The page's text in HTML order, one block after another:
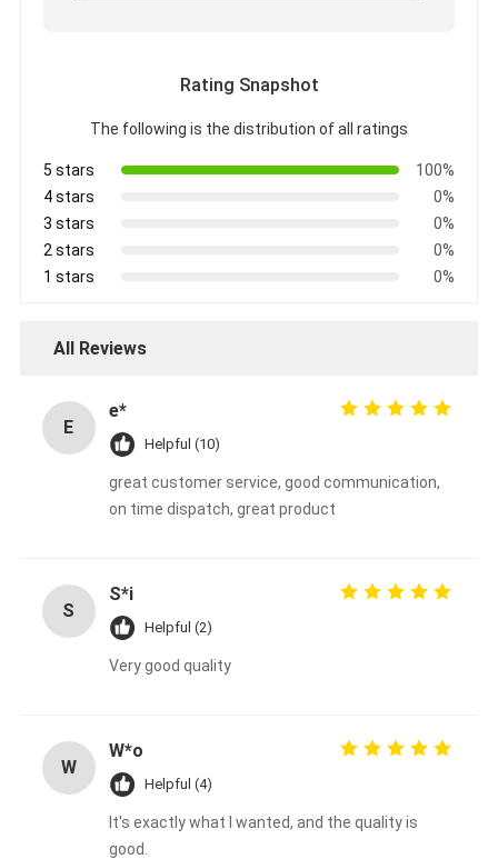
Rating Snapshot
The following is the distribution of all ratings
5 stars
100%
4 stars
0%
3 stars
0%
2 stars
0%
1 stars
0%
All Reviews
E
e*
Helpful (10)
great customer service, good communication,
on time dispatch, great product
S
S*i
Helpful (2)
Very good quality
W
W*o
Helpful (4)
It's exactly what I wanted, and the quality is
good.